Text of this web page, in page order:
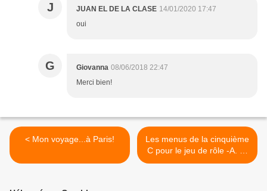
J JUAN EL DE LA CLASE 14/01/2020 17:47
oui
G Giovanna 08/06/2018 22:47
Merci bien!
< Mon voyage...à Paris!
Les menus de la cinquième
C pour le jeu de rôle -A. S.
‘18 - ‘19 >